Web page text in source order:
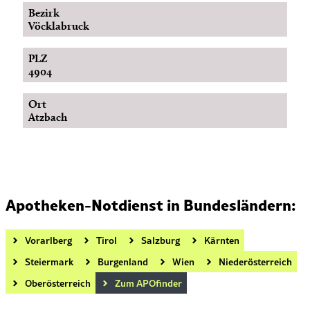
Bezirk
Vöcklabruck
PLZ
4904
Ort
Atzbach
Apotheken-Notdienst in Bundesländern:
Vorarlberg Tirol Salzburg
Kärnten
Steiermark
Burgenland Wien
Niederösterreich
Oberösterreich
Zum APOfinder